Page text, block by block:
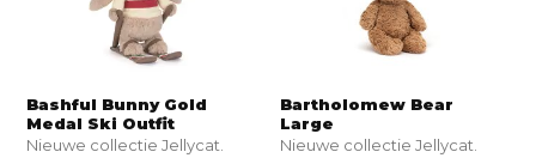
Bashful Bunny Gold
Medal Ski Outfit
Nieuwe collectie Jellycat.
Bartholomew Bear
Large
Nieuwe collectie Jellycat.